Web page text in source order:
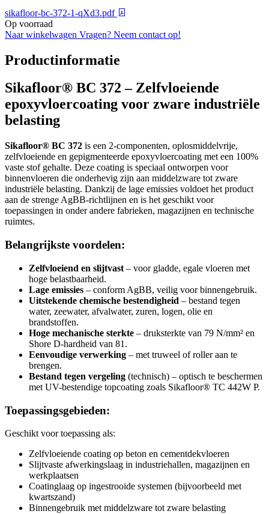
sikafloor-bc-372-1-qXd3.pdf
Op voorraad
Naar winkelwagen Vragen? Neem contact op!
Productinformatie
Sikafloor® BC 372 – Zelfvloeiende
epoxyvloercoating voor zware industriële
belasting
Sikafloor® BC 372 is een 2-componenten, oplosmiddelvrije,
zelfvloeiende en gepigmenteerde epoxyvloercoating met een 100%
vaste stof gehalte. Deze coating is speciaal ontworpen voor
binnenvloeren die onderhevig zijn aan middelzware tot zware
industriële belasting. Dankzij de lage emissies voldoet het product
aan de strenge AgBB-richtlijnen en is het geschikt voor
toepassingen in onder andere fabrieken, magazijnen en technische
ruimtes.
Belangrijkste voordelen:
Zelfvloeiend en slijtvast – voor gladde, egale vloeren met
hoge belastbaarheid.
Lage emissies – conform AgBB, veilig voor binnengebruik.
Uitstekende chemische bestendigheid – bestand tegen
water, zeewater, afvalwater, zuren, logen, olie en
brandstoffen.
Hoge mechanische sterkte – druksterkte van 79 N/mm² en
Shore D-hardheid van 81.
Eenvoudige verwerking – met truweel of roller aan te
brengen.
Bestand tegen vergeling (technisch) – optisch te beschermen
met UV-bestendige topcoating zoals Sikafloor® TC 442W P.
Toepassingsgebieden:
Geschikt voor toepassing als:
Zelfvloeiende coating op beton en cementdekvloeren
Slijtvaste afwerkingslaag in industriehallen, magazijnen en
werkplaatsen
Coatinglaag op ingestrooide systemen (bijvoorbeeld met
kwartszand)
Binnengebruik met middelzware tot zware belasting